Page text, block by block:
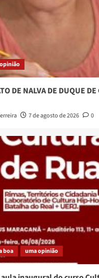
DE NALVA DE DUQUE DE
7 de agosto de 2026 0
boa uma opinião